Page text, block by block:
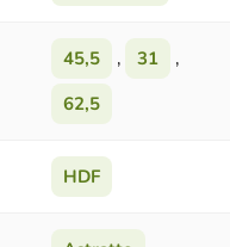
45,5 , 31
,
62,5
HDF